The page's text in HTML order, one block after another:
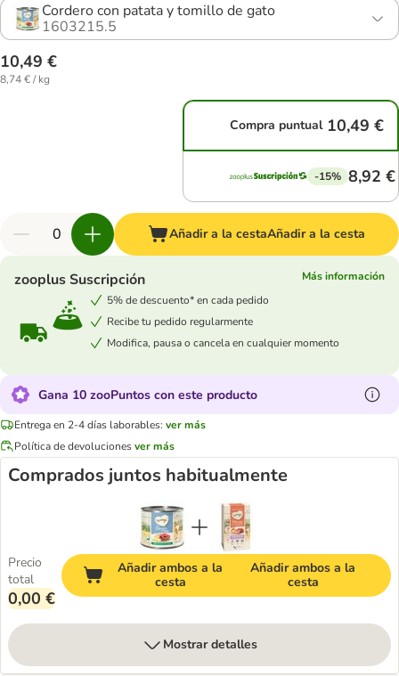
Cordero con patata y tomillo de gato
1603215.5
10,49 €
8,74 € / kg
Compra puntual 10,49 €
-15% 8,92 €
Añadir a la cestaAñadir a la cesta
zooplus Suscripción
Más información
5% de descuento* en cada pedido
Recibe tu pedido regularmente
Modifica, pausa o cancela en cualquier momento
Gana 10 zooPuntos con este producto
Entrega en 2-4 días laborables: ver más
Política de devolucionesver más
Comprados juntos habitualmente
Precio
total
0,00 €
Añadir ambos a la
cesta
Añadir ambos a la
cesta
Mostrar detalles